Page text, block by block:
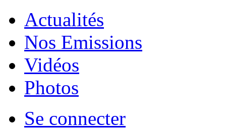
Actualités
Nos Emissions
Vidéos
Photos
Se connecter